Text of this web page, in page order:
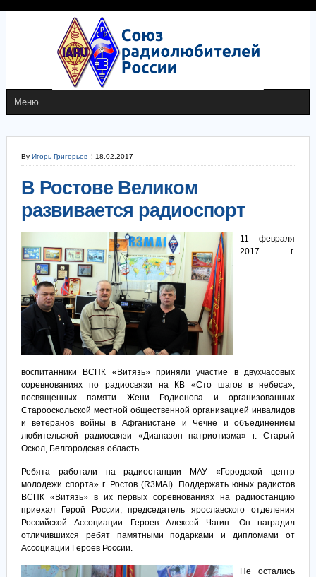
By Игорь Григорьев 18.02.2017
В Ростове Великом
развивается радиоспорт
11 февраля
2017 г.
воспитанники ВСПК «Витязь» приняли участие в двухчасовых
соревнованиях по радиосвязи на КВ «Сто шагов в небеса»,
посвященных памяти Жени Родионова и организованных
Старооскольской местной общественной организацией инвалидов
и ветеранов войны в Афганистане и Чечне и объединением
любительской радиосвязи «Диапазон патриотизма» г. Старый
Оскол, Белгородская область.
Ребята работали на радиостанции МАУ «Городской центр
молодежи спорта» г. Ростов (R3MAI). Поддержать юных радистов
ВСПК «Витязь» в их первых соревнованиях на радиостанцию
приехал Герой России, председатель ярославского отделения
Российской Ассоциации Героев Алексей Чагин. Он наградил
отличившихся ребят памятными подарками и дипломами от
Ассоциации Героев России.
Не остались